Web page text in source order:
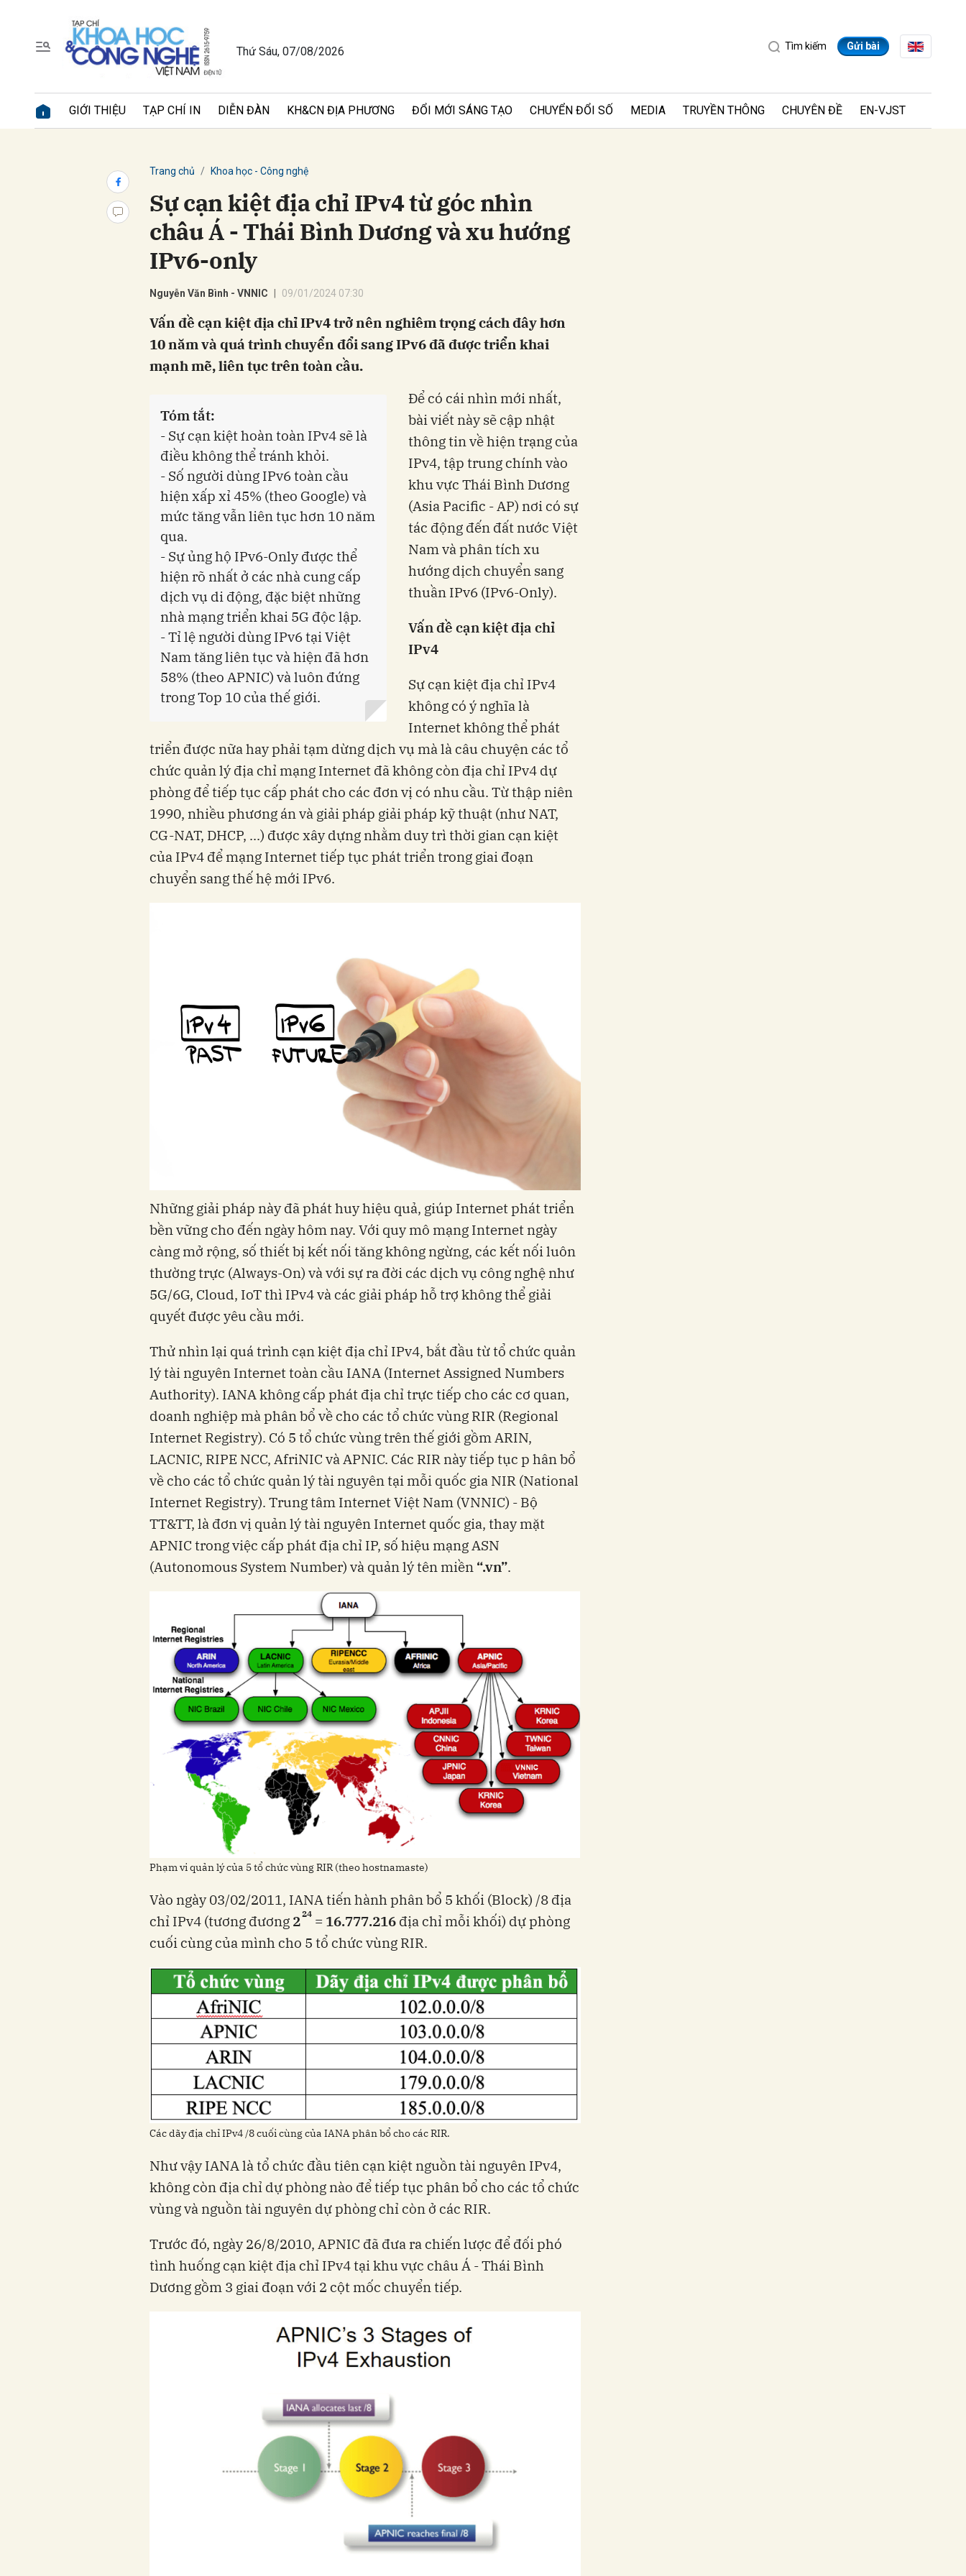
Thứ Sáu, 07/08/2026 Tìm kiếm Gửi bài
GIỚI THIỆU TẠP CHÍ IN DIỄN ĐÀN KH&CN ĐỊA PHƯƠNG ĐỔI MỚI SÁNG TẠO CHUYỂN ĐỔI SỐ MEDIA TRUYỀN THÔNG CHUYÊN ĐỀ EN-VJST
Trang chủ Khoa học - Công nghệ
Sự cạn kiệt địa chỉ IPv4 từ góc nhìn
châu Á - Thái Bình Dương và xu hướng
IPv6-only
Nguyễn Văn Bình - VNNIC 09/01/2024 07:30
Vấn đề cạn kiệt địa chỉ IPv4 trở nên nghiêm trọng cách đây hơn
10 năm và quá trình chuyển đổi sang IPv6 đã được triển khai
mạnh mẽ, liên tục trên toàn cầu.
Tóm tắt:
- Sự cạn kiệt hoàn toàn IPv4 sẽ là
điều không thể tránh khỏi.
- Số người dùng IPv6 toàn cầu
hiện xấp xỉ 45% (theo Google) và
mức tăng vẫn liên tục hơn 10 năm
qua.
- Sự ủng hộ IPv6-Only được thể
hiện rõ nhất ở các nhà cung cấp
dịch vụ di động, đặc biệt những
nhà mạng triển khai 5G độc lập.
- Tỉ lệ người dùng IPv6 tại Việt
Nam tăng liên tục và hiện đã hơn
58% (theo APNIC) và luôn đứng
trong Top 10 của thế giới.
Để có cái nhìn mới nhất,
bài viết này sẽ cập nhật
thông tin về hiện trạng của
IPv4, tập trung chính vào
khu vực Thái Bình Dương
(Asia Pacific - AP) nơi có sự
tác động đến đất nước Việt
Nam và phân tích xu
hướng dịch chuyển sang
thuần IPv6 (IPv6-Only).
Vấn đề cạn kiệt địa chỉ
IPv4
Sự cạn kiệt địa chỉ IPv4
không có ý nghĩa là
Internet không thể phát
triển được nữa hay phải tạm dừng dịch vụ mà là câu chuyện các tổ
chức quản lý địa chỉ mạng Internet đã không còn địa chỉ IPv4 dự
phòng để tiếp tục cấp phát cho các đơn vị có nhu cầu. Từ thập niên
1990, nhiều phương án và giải pháp giải pháp kỹ thuật (như NAT,
CG-NAT, DHCP, ...) được xây dựng nhằm duy trì thời gian cạn kiệt
của IPv4 để mạng Internet tiếp tục phát triển trong giai đoạn
chuyển sang thế hệ mới IPv6.
Những giải pháp này đã phát huy hiệu quả, giúp Internet phát triển
bền vững cho đến ngày hôm nay. Với quy mô mạng Internet ngày
càng mở rộng, số thiết bị kết nối tăng không ngừng, các kết nối luôn
thường trực (Always-On) và với sự ra đời các dịch vụ công nghệ như
5G/6G, Cloud, IoT thì IPv4 và các giải pháp hỗ trợ không thể giải
quyết được yêu cầu mới.
Thử nhìn lại quá trình cạn kiệt địa chỉ IPv4, bắt đầu từ tổ chức quản
lý tài nguyên Internet toàn cầu IANA (Internet Assigned Numbers
Authority). IANA không cấp phát địa chỉ trực tiếp cho các cơ quan,
doanh nghiệp mà phân bổ về cho các tổ chức vùng RIR (Regional
Internet Registry). Có 5 tổ chức vùng trên thế giới gồm ARIN,
LACNIC, RIPE NCC, AfriNIC và APNIC. Các RIR này tiếp tục p hân bổ
về cho các tổ chức quản lý tài nguyên tại mỗi quốc gia NIR (National
Internet Registry). Trung tâm Internet Việt Nam (VNNIC) - Bộ
TT&TT, là đơn vị quản lý tài nguyên Internet quốc gia, thay mặt
APNIC trong việc cấp phát địa chỉ IP, số hiệu mạng ASN
(Autonomous System Number) và quản lý tên miền “.vn”.
Phạm vi quản lý của 5 tổ chức vùng RIR (theo hostnamaste)
Vào ngày 03/02/2011, IANA tiến hành phân bổ 5 khối (Block) /8 địa
chỉ IPv4 (tương đương 224 = 16.777.216 địa chỉ mỗi khối) dự phòng
cuối cùng của mình cho 5 tổ chức vùng RIR.
Các dãy địa chỉ IPv4 /8 cuối cùng của IANA phân bổ cho các RIR.
Như vậy IANA là tổ chức đầu tiên cạn kiệt nguồn tài nguyên IPv4,
không còn địa chỉ dự phòng nào để tiếp tục phân bổ cho các tổ chức
vùng và nguồn tài nguyên dự phòng chỉ còn ở các RIR.
Trước đó, ngày 26/8/2010, APNIC đã đưa ra chiến lược để đối phó
tình huống cạn kiệt địa chỉ IPv4 tại khu vực châu Á - Thái Bình
Dương gồm 3 giai đoạn với 2 cột mốc chuyển tiếp.
Hủy